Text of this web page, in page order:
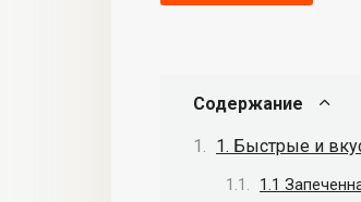
Содержание
1. Быстрые и
1.1